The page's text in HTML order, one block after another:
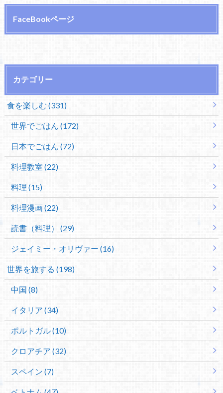
FaceBookページ
カテゴリー
食を楽しむ (331)
世界でごはん (172)
日本でごはん (72)
料理教室 (22)
料理 (15)
料理漫画 (22)
読書（料理） (29)
ジェイミー・オリヴァー (16)
世界を旅する (198)
中国 (8)
イタリア (34)
ポルトガル (10)
クロアチア (32)
スペイン (7)